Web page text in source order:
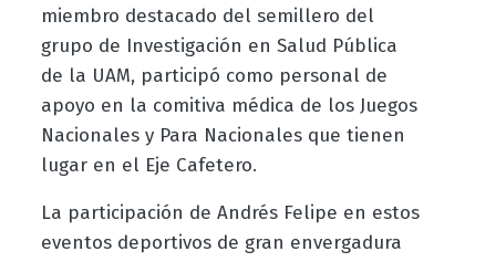
miembro destacado del semillero del
grupo de Investigación en Salud Pública
de la UAM, participó como personal de
apoyo en la comitiva médica de los Juegos
Nacionales y Para Nacionales que tienen
lugar en el Eje Cafetero.
La participación de Andrés Felipe en estos
eventos deportivos de gran envergadura